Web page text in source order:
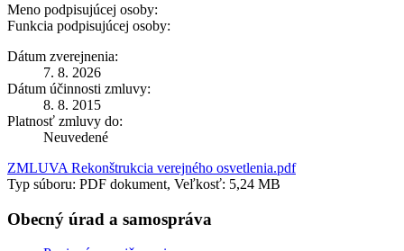
Meno podpisujúcej osoby:
Funkcia podpisujúcej osoby:
Dátum zverejnenia:
7. 8. 2026
Dátum účinnosti zmluvy:
8. 8. 2015
Platnosť zmluvy do:
Neuvedené
ZMLUVA Rekonštrukcia verejného osvetlenia.pdf
Typ súboru: PDF dokument, Veľkosť: 5,24 MB
Obecný úrad a samospráva